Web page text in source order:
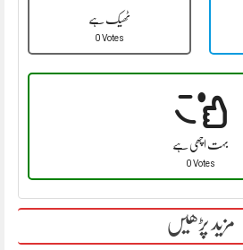
ٹھیک ہے
0 Votes
بہت اچھی ہے
0 Votes
مزید پڑھیں